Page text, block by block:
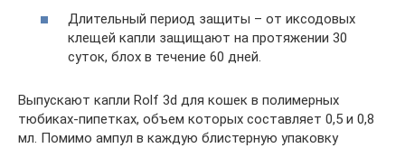
Длительный период защиты – от иксодовых
клещей капли защищают на протяжении 30
суток, блох в течение 60 дней.
Выпускают капли Rolf 3d для кошек в полимерных
тюбиках-пипетках, объем которых составляет 0,5 и 0,8
мл. Помимо ампул в каждую блистерную упаковку